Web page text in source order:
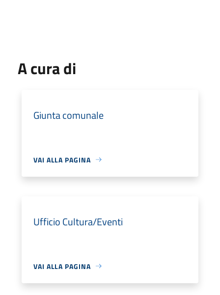
A cura di
Giunta comunale
VAI ALLA PAGINA
Ufficio Cultura/Eventi
VAI ALLA PAGINA